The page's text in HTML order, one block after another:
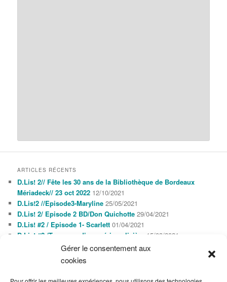
ARTICLES RÉCENTS
D.Lis! 2// Fête les 30 ans de la Bibliothèque de Bordeaux
Mériadeck// 23 oct 2022 12/10/2021
D.Lis!2 //Episode3-Maryline 25/05/2021
D.Lis! 2/ Episode 2 BD/Don Quichotte 29/04/2021
D.Lis! #2 / Episode 1- Scarlett 01/04/2021
D.Lis! #2 /Tournage d’une série policière
15/03/2021
Gérer le consentement aux
cookies